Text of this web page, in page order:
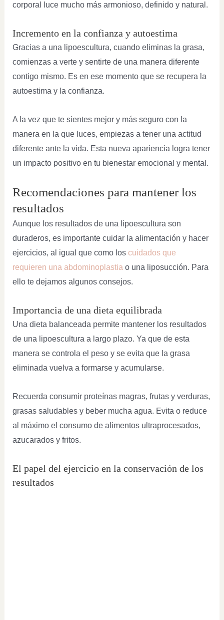
corporal luce mucho más armonioso, definido y natural.
Incremento en la confianza y autoestima
Gracias a una lipoescultura, cuando eliminas la grasa,
comienzas a verte y sentirte de una manera diferente
contigo mismo. Es en ese momento que se recupera la
autoestima y la confianza.
A la vez que te sientes mejor y más seguro con la
manera en la que luces, empiezas a tener una actitud
diferente ante la vida. Esta nueva apariencia logra tener
un impacto positivo en tu bienestar emocional y mental.
Recomendaciones para mantener los
resultados
Aunque los resultados de una lipoescultura son
duraderos, es importante cuidar la alimentación y hacer
ejercicios, al igual que como los cuidados que
requieren una abdominoplastia o una liposucción. Para
ello te dejamos algunos consejos.
Importancia de una dieta equilibrada
Una dieta balanceada permite mantener los resultados
de una lipoescultura a largo plazo. Ya que de esta
manera se controla el peso y se evita que la grasa
eliminada vuelva a formarse y acumularse.
Recuerda consumir proteínas magras, frutas y verduras,
grasas saludables y beber mucha agua. Evita o reduce
al máximo el consumo de alimentos ultraprocesados,
azucarados y fritos.
El papel del ejercicio en la conservación de los
resultados